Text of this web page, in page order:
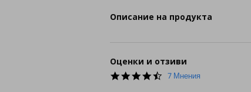
Описание на продукта
Оценки и отзиви
4.6
7 Мнения